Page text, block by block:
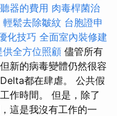
器的費用 肉毒桿菌治
輕鬆去除皺紋 台胞證申
化技巧 全面室內裝修建
全方位照顧 儘管所有
新的病毒變體仍然很容
都在肆虐。 公共假
作時間。 但是，除了
這是我沒有工作的一